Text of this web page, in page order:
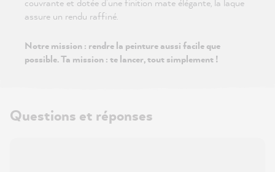
assure un rendu raffiné.
Notre mission : rendre la peinture aussi facile que
possible. Ta mission : te lancer, tout simplement !
Questions et réponses